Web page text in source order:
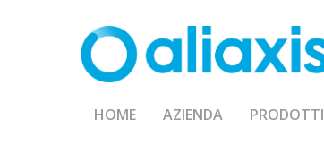
HOME AZIENDA PRODOTTI